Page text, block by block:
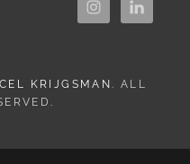
KRIJGSMAN. ALL